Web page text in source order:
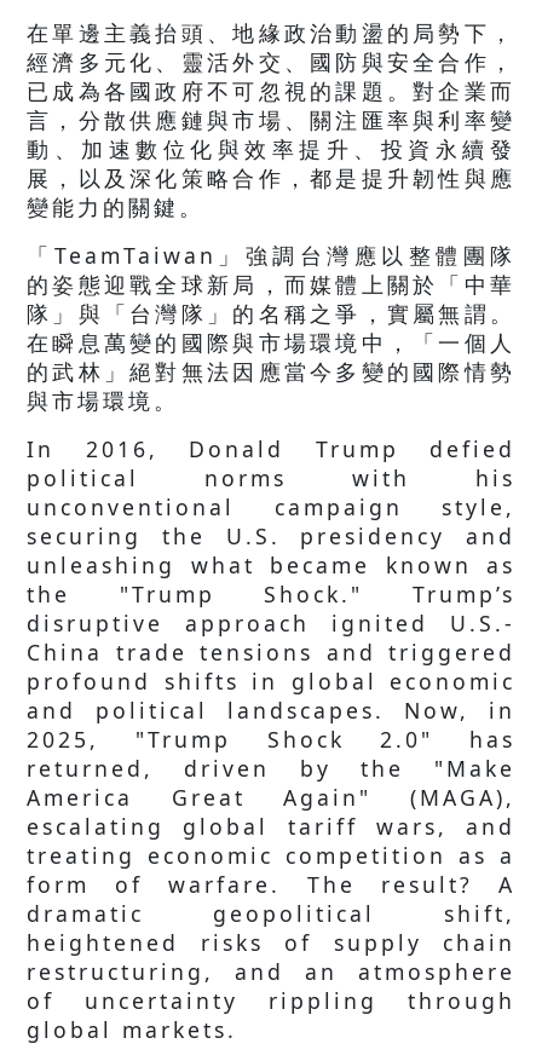
在單邊主義抬頭、地緣政治動盪的局勢下，
經濟多元化、靈活外交、國防與安全合作，
已成為各國政府不可忽視的課題。對企業而
言，分散供應鏈與市場、關注匯率與利率變
動、加速數位化與效率提升、投資永續發
展，以及深化策略合作，都是提升韌性與應
變能力的關鍵。
「TeamTaiwan」強調台灣應以整體團隊
的姿態迎戰全球新局，而媒體上關於「中華
隊」與「台灣隊」的名稱之爭，實屬無謂。
在瞬息萬變的國際與市場環境中，「一個人
的武林」絕對無法因應當今多變的國際情勢
與市場環境。
In 2016, Donald Trump defied
political norms with his
unconventional campaign style,
securing the U.S. presidency and
unleashing what became known as
the "Trump Shock." Trump’s
disruptive approach ignited U.S.-
China trade tensions and triggered
profound shifts in global economic
and political landscapes. Now, in
2025, "Trump Shock 2.0" has
returned, driven by the "Make
America Great Again" (MAGA),
escalating global tariff wars, and
treating economic competition as a
form of warfare. The result? A
dramatic geopolitical shift,
heightened risks of supply chain
restructuring, and an atmosphere
of uncertainty rippling through
global markets.